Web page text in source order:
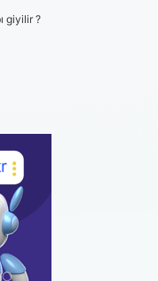
giyilir ?